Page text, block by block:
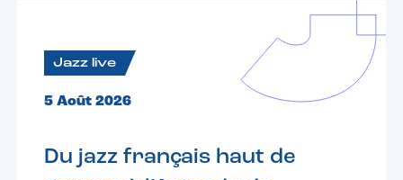
Jazz live
5 Août 2026
Du jazz français haut de